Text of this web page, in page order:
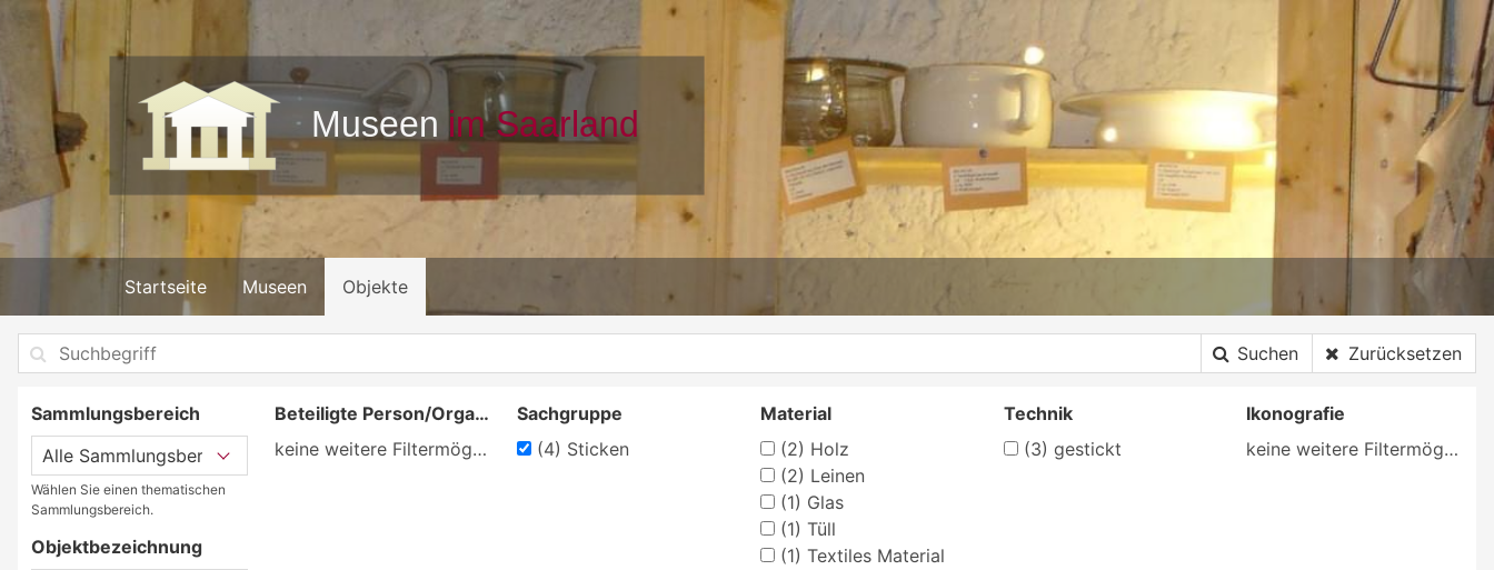
Startseite Museen Objekte
Suchen Zurücksetzen
Sammlungsbereich
Wählen Sie einen thematischen
Sammlungsbereich.
Objektbezeichnung
Beteiligte Person/Organisation
keine weitere Filtermöglichkeit
Sachgruppe
(4) Sticken
Material
(2) Holz
(2) Leinen
(1) Glas
(1) Tüll
(1) Textiles Material
Technik
(3) gestickt
Ikonografie
keine weitere Filtermöglichkeit